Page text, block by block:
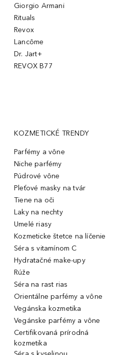
Giorgio Armani
Rituals
Revox
Lancôme
Dr. Jart+
REVOX B77
KOZMETICKÉ TRENDY
Parfémy a vône
Niche parfémy
Púdrové vône
Pleťové masky na tvár
Tiene na oči
Laky na nechty
Umelé riasy
Kozmeticke štetce na líčenie
Séra s vitamínom C
Hydratačné make-upy
Rúže
Séra na rast rias
Orientálne parfémy a vône
Vegánska kozmetika
Vegánske parfémy a vône
Certifikovaná prírodná
kozmetika